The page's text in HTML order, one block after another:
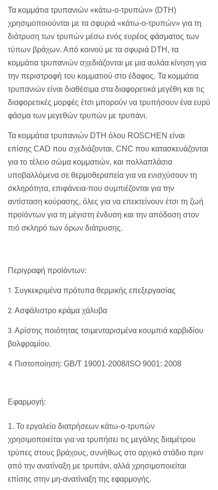
Τα κομμάτια τρυπανιών «κάτω-ο-τρυπών» (DTH)
χρησιμοποιούνται με τα σφυριά «κάτω-ο-τρυπών» για τη
διάτρυση των τρυπών μέσω ενός ευρέος φάσματος των
τύπων βράχων. Από κοινού με τα σφυριά DTH, τα
κομμάτια τρυπανιών σχεδιάζονται με μια αυλάα κίνηση για
την περιστροφή του κομματιού στο έδαφος. Τα κομμάτια
τρυπανιών είναι διαθέσιμα στα διαφορετικά μεγέθη και τις
διαφορετικές μορφές έτσι μπορούν να τρυπήσουν ένα ευρύ
φάσμα των μεγεθών τρυπών με τρυπάνι.
Τα κομμάτια τρυπανιών DTH όλου ROSCHEN είναι
επίσης CAD που σχεδιάζονται, CNC που κατασκευάζονται
για το τέλειο σώμα κομματιών, και πολλαπλάσια
υποβαλλόμενα σε θερμοθεραπεία για να ενισχύσουν τη
σκληρότητα, επιφάνεια-που συμπιέζονται για την
αντίσταση κούρασης, όλες για να επεκτείνουν έτσι τη ζωή
προϊόντων για τη μέγιστη ένδυση και την απόδοση στον
πιό σκληρό των όρων διάτρυσης.
Περιγραφή προϊόντων:
1. Συγκεκριμένα πρότυπα θερμικής επεξεργασίας
2. Ασφάλιστρο κράμα χάλυβα
3. Αρίστης ποιότητας τσιμενταρισμένα κουμπιά καρβιδίου
βολφραμίου.
4. Πιστοποίηση: GB/T 19001-2008/ISO 9001: 2008
Εφαρμογή:
1. Το εργαλείο διατρήσεων κάτω-ο-τρυπών
χρησιμοποιείται για να τρυπήσει τις μεγάλης διαμέτρου
τρύπες στους βράχους, συνήθως στο αρχικό στάδιο πριν
από την ανατίναξη με τρυπάνι, αλλά χρησιμοποιείται
επίσης στην μη-ανατίναξη της εφαρμογής.